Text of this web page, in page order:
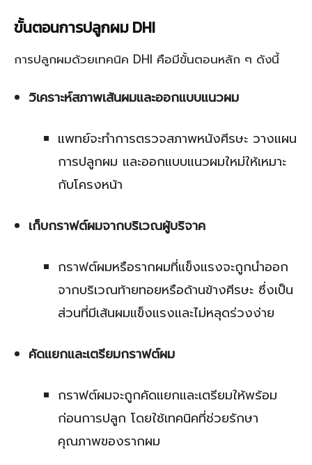
ขั้นตอนการปลูกผม DHI
การปลูกผมด้วยเทคนิค DHI คือมีขั้นตอนหลัก ๆ ดังนี้
วิเคราะห์สภาพเส้นผมและออกแบบแนวผม
แพทย์จะทำการตรวจสภาพหนังศีรษะ วางแผน
การปลูกผม และออกแบบแนวผมใหม่ให้เหมาะ
กับโครงหน้า
เก็บกราฟต์ผมจากบริเวณผู้บริจาค
กราฟต์ผมหรือรากผมที่แข็งแรงจะถูกนำออก
จากบริเวณท้ายทอยหรือด้านข้างศีรษะ ซึ่งเป็น
ส่วนที่มีเส้นผมแข็งแรงและไม่หลุดร่วงง่าย
คัดแยกและเตรียมกราฟต์ผม
กราฟต์ผมจะถูกคัดแยกและเตรียมให้พร้อม
ก่อนการปลูก โดยใช้เทคนิคที่ช่วยรักษา
คุณภาพของรากผม